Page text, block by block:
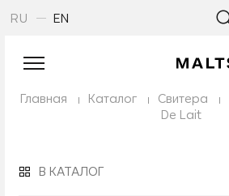
RU EN
Главная Каталог Свитера
De Lait
В КАТАЛОГ